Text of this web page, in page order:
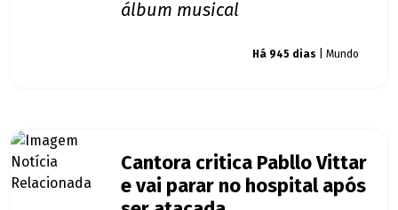
álbum musical
Há 945 dias | Mundo
Cantora critica Pabllo Vittar
e vai parar no hospital após